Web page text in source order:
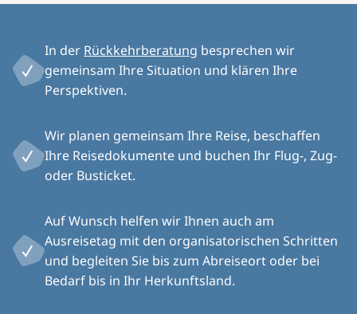
In der Rückkehrberatung besprechen wir
gemeinsam Ihre Situation und klären Ihre
Perspektiven.
Wir planen gemeinsam Ihre Reise, beschaffen
Ihre Reisedokumente und buchen Ihr Flug-, Zug-
oder Busticket.
Auf Wunsch helfen wir Ihnen auch am
Ausreisetag mit den organisatorischen Schritten
und begleiten Sie bis zum Abreiseort oder bei
Bedarf bis in Ihr Herkunftsland.